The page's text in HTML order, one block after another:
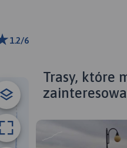
1.2/6
Trasy, które